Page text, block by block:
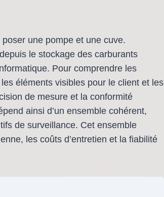
une pompe et une cuve.
le stockage des carburants
Pour comprendre les
éléments visibles pour le client et les
de mesure et la conformité
ainsi d’un ensemble cohérent,
de surveillance. Cet ensemble
les coûts d’entretien et la fiabilité